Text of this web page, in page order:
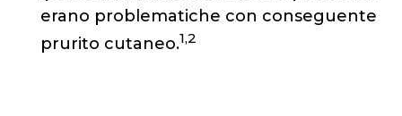
erano problematiche con conseguente
prurito cutaneo.1,2